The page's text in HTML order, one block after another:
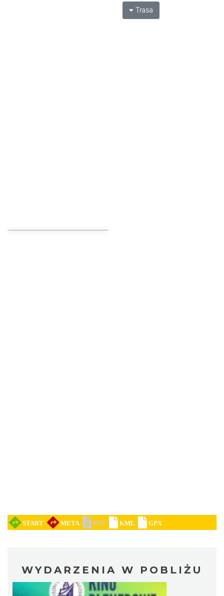
Trasa
WYDARZENIA W POBLIŻU